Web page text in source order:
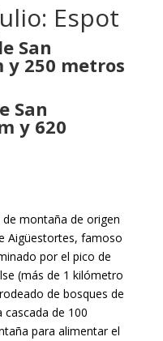
Espot
San
y 250 metros
San
y 620
de montaña de origen
Aigüestortes, famoso
por el pico de
(más de 1 kilómetro
de bosques de
de 100
para alimentar el